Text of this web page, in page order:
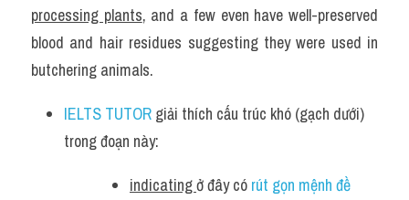
processing plants, and a few even have well-preserved
blood and hair residues suggesting they were used in
butchering animals.
IELTS TUTOR giải thích cấu trúc khó (gạch dưới)
trong đoạn này:
indicating ở đây có rút gọn mệnh đề